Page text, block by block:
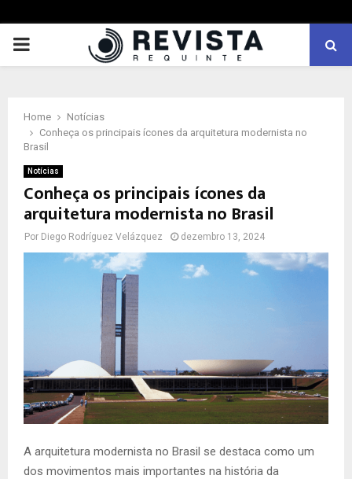
PRIMARY
Home
Notícias
Conheça os principais ícones da arquitetura modernista no
Brasil
Notícias
Conheça os principais ícones da
arquitetura modernista no Brasil
Por Diego Rodríguez Velázquez dezembro 13, 2024
A arquitetura modernista no Brasil se destaca como um
dos movimentos mais importantes na história da